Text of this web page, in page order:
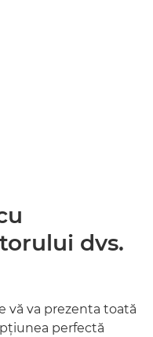
dvs.
vă va prezenta toată
perfectă